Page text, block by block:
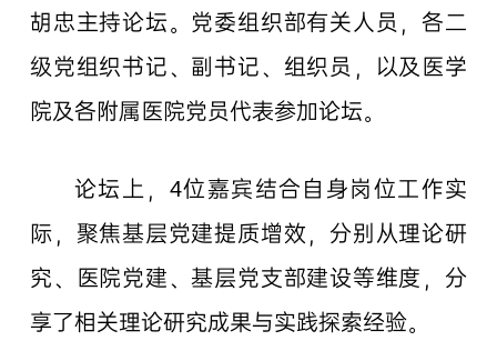
胡忠主持论坛。党委组织部有关人员，各二
级党组织书记、副书记、组织员，以及医学
院及各附属医院党员代表参加论坛。
论坛上，4位嘉宾结合自身岗位工作实
际，聚焦基层党建提质增效，分别从理论研
究、医院党建、基层党支部建设等维度，分
享了相关理论研究成果与实践探索经验。